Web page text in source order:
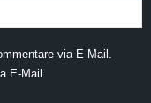
via E-Mail.
E-Mail.